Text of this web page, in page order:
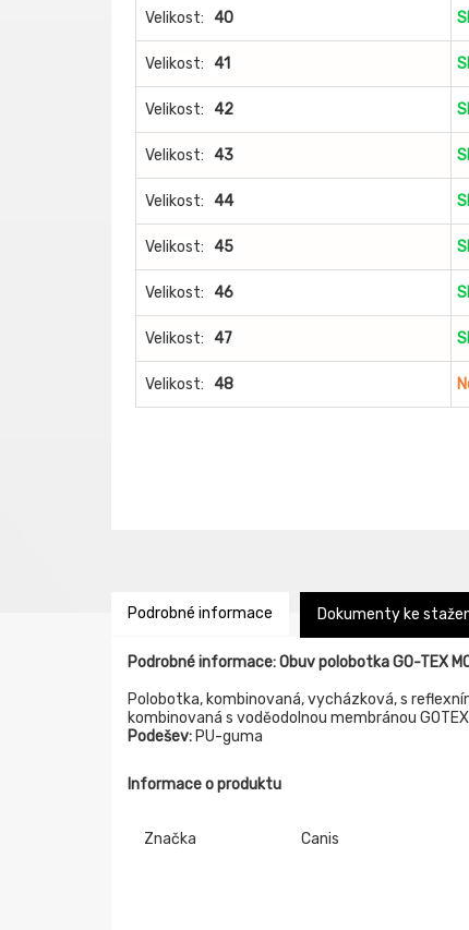
Velikost: 40
Velikost: 41
Velikost: 42
Velikost: 43
Velikost: 44
Velikost: 45
Velikost: 46
Velikost: 47
Velikost: 48
Podrobné informace Dokumenty ke
Podrobné informace: Obuv polobotka GO-TEX
Polobotka, kombinovaná, vycházková, s
kombinovaná s voděodolnou membránou GOTEX
Podešev: PU-guma
Informace o produktu
Značka Canis